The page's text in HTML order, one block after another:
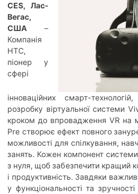
CES, Лас-
Вегас,
США –
Компанія
HTC,
піонер у
сфері
інноваційних смарт-
розробку віртуальної системи
кроком до впровадження VR на
Pre створює ефект повного
можливості для спілкування,
занять. Кожен компонент
з нуля, щоб забезпечити кращий
і продуктивність. Завдяки
у функціональності та